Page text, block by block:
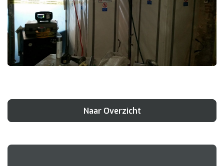
Naar Overzicht